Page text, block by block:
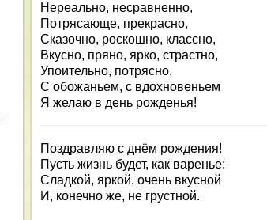
Нереально, несравненно,
Потрясающе, прекрасно,
Сказочно, роскошно, классно,
Вкусно, пряно, ярко, страстно,
Упоительно, потрясно,
С обожаньем, с вдохновеньем
Я желаю в день рожденья!
Поздравляю с днём рождения!
Пусть жизнь будет, как варенье:
Сладкой, яркой, очень вкусной
И, конечно же, не грустной.